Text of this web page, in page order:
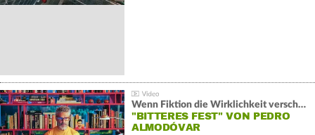
Wenn Fiktion die Wirklichkeit verschiebt:
"BITTERES FEST" VON PEDRO
ALMODÓVAR